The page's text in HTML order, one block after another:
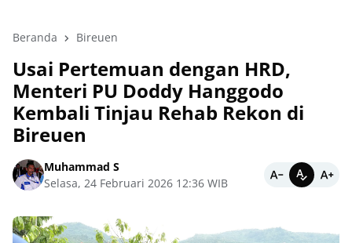
Beranda Bireuen
Usai Pertemuan dengan HRD,
Menteri PU Doddy Hanggodo
Kembali Tinjau Rehab Rekon di
Bireuen
Muhammad S
Selasa, 24 Februari 2026 12:36 WIB